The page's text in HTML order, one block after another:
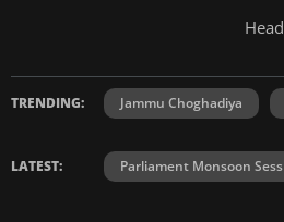
TRENDING: Jammu Choghadiya
LATEST: Parliament Monsoon